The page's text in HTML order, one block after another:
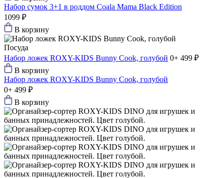
Набор сумок 3+1 в роддом Coala Mama Black Edition
1099 ₽
В корзину
Посуда
Набор ложек ROXY-KIDS Bunny Сook, голубой 0+ 499 ₽
В корзину
Набор ложек ROXY-KIDS Bunny Сook, голубой
0+ 499 ₽
В корзину